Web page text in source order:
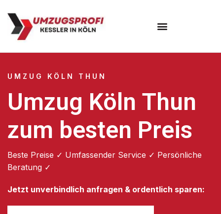
UMZUG KÖLN THUN
Umzug Köln Thun
zum besten Preis
Beste Preise ✓ Umfassender Service ✓ Persönliche
Beratung ✓
Jetzt unverbindlich anfragen & ordentlich sparen: